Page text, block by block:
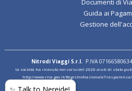
Documenti di
Guida ai
Gestione
Nitrodi Viaggi S.r.l.P.IVA
la società ha ricevuto nel corso del 2020 aiuti di stato
http://www.rna.gov.it/